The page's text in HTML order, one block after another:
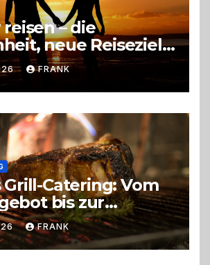
reisen – die
neue Reiseziele
FRANK
Catering: Vom
bis zur
Eventorganisation
Outdoor-Events,
und
FRANK